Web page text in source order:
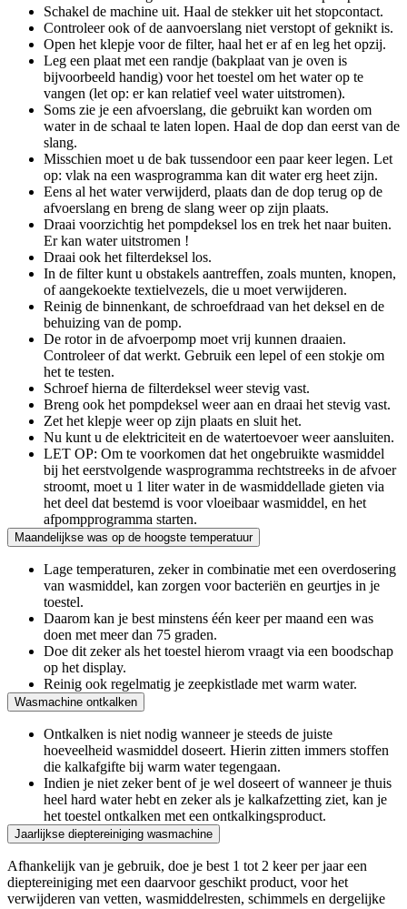
Schakel de machine uit. Haal de stekker uit het stopcontact.
Controleer ook of de aanvoerslang niet verstopt of geknikt is.
Open het klepje voor de filter, haal het er af en leg het opzij.
Leg een plaat met een randje (bakplaat van je oven is
bijvoorbeeld handig) voor het toestel om het water op te
vangen (let op: er kan relatief veel water uitstromen).
Soms zie je een afvoerslang, die gebruikt kan worden om
water in de schaal te laten lopen. Haal de dop dan eerst van de
slang.
Misschien moet u de bak tussendoor een paar keer legen. Let
op: vlak na een wasprogramma kan dit water erg heet zijn.
Eens al het water verwijderd, plaats dan de dop terug op de
afvoerslang en breng de slang weer op zijn plaats.
Draai voorzichtig het pompdeksel los en trek het naar buiten.
Er kan water uitstromen !
Draai ook het filterdeksel los.
In de filter kunt u obstakels aantreffen, zoals munten, knopen,
of aangekoekte textielvezels, die u moet verwijderen.
Reinig de binnenkant, de schroefdraad van het deksel en de
behuizing van de pomp.
De rotor in de afvoerpomp moet vrij kunnen draaien.
Controleer of dat werkt. Gebruik een lepel of een stokje om
het te testen.
Schroef hierna de filterdeksel weer stevig vast.
Breng ook het pompdeksel weer aan en draai het stevig vast.
Zet het klepje weer op zijn plaats en sluit het.
Nu kunt u de elektriciteit en de watertoevoer weer aansluiten.
LET OP: Om te voorkomen dat het ongebruikte wasmiddel
bij het eerstvolgende wasprogramma rechtstreeks in de afvoer
stroomt, moet u 1 liter water in de wasmiddellade gieten via
het deel dat bestemd is voor vloeibaar wasmiddel, en het
afpompprogramma starten.
Maandelijkse was op de hoogste temperatuur
Lage temperaturen, zeker in combinatie met een overdosering
van wasmiddel, kan zorgen voor bacteriën en geurtjes in je
toestel.
Daarom kan je best minstens één keer per maand een was
doen met meer dan 75 graden.
Doe dit zeker als het toestel hierom vraagt via een boodschap
op het display.
Reinig ook regelmatig je zeepkistlade met warm water.
Wasmachine ontkalken
Ontkalken is niet nodig wanneer je steeds de juiste
hoeveelheid wasmiddel doseert. Hierin zitten immers stoffen
die kalkafgifte bij warm water tegengaan.
Indien je niet zeker bent of je wel doseert of wanneer je thuis
heel hard water hebt en zeker als je kalkafzetting ziet, kan je
het toestel ontkalken met een ontkalkingsproduct.
Jaarlijkse dieptereiniging wasmachine
Afhankelijk van je gebruik, doe je best 1 tot 2 keer per jaar een
dieptereiniging met een daarvoor geschikt product, voor het
verwijderen van vetten, wasmiddelresten, schimmels en dergelijke